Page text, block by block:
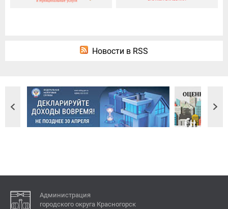
Новости в RSS
Администрация
городского округа Красногорск